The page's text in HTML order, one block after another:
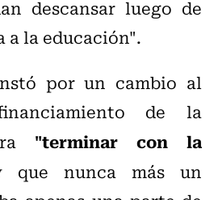
descansar luego de
a la educación".
por un cambio al
de la
"terminar con la
que nunca más un